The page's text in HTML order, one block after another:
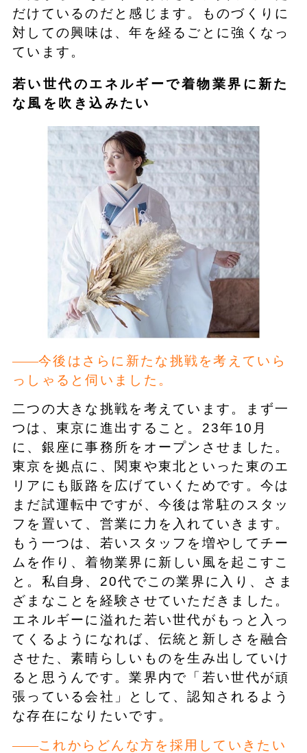
だけているのだと感じます。ものづくりに
対しての興味は、年を経るごとに強くなっ
ています。
若い世代のエネルギーで着物業界に新た
な風を吹き込みたい
今後はさらに新たな挑戦を考えていら
っしゃると伺いました。
二つの大きな挑戦を考えています。まず一
つは、東京に進出すること。23年10月
に、銀座に事務所をオープンさせました。
東京を拠点に、関東や東北といった東のエ
リアにも販路を広げていくためです。今は
まだ試運転中ですが、今後は常駐のスタッ
フを置いて、営業に力を入れていきます。
もう一つは、若いスタッフを増やしてチー
ムを作り、着物業界に新しい風を起こすこ
と。私自身、20代でこの業界に入り、さま
ざまなことを経験させていただきました。
エネルギーに溢れた若い世代がもっと入っ
てくるようになれば、伝統と新しさを融合
させた、素晴らしいものを生み出していけ
ると思うんです。業界内で「若い世代が頑
張っている会社」として、認知されるよう
な存在になりたいです。
これからどんな方を採用していきたい